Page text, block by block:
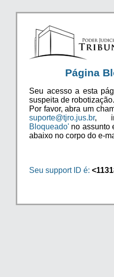
Página
Seu acesso a esta
suspeita de robotização.
Por favor, abra um
suporte@tjro.jus.br,
Bloqueado' no assunto
abaixo no corpo do e-
Seu support ID é: